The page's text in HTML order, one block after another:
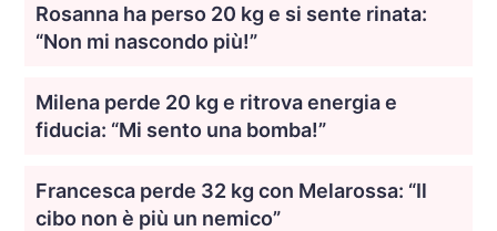
Rosanna ha perso 20 kg e si sente rinata:
“Non mi nascondo più!”
Milena perde 20 kg e ritrova energia e
fiducia: “Mi sento una bomba!”
Francesca perde 32 kg con Melarossa: “Il
cibo non è più un nemico”